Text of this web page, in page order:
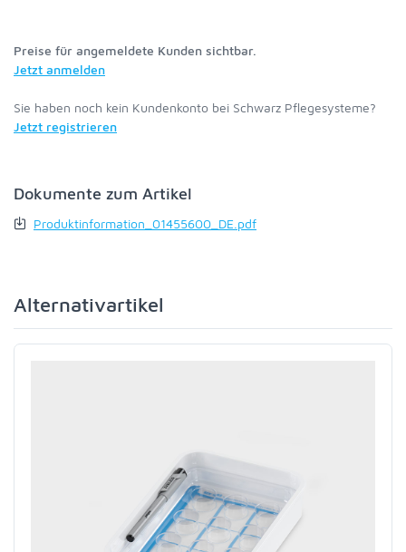
Preise für angemeldete Kunden sichtbar.
Jetzt anmelden
Sie haben noch kein Kundenkonto bei Schwarz Pflegesysteme?
Jetzt registrieren
Dokumente zum Artikel
Produktinformation_01455600_DE.pdf
Alternativartikel